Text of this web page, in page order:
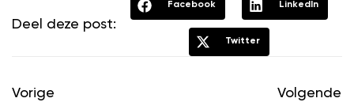
Deel deze post:
Facebook LinkedIn
Twitter
Vorige Volgende